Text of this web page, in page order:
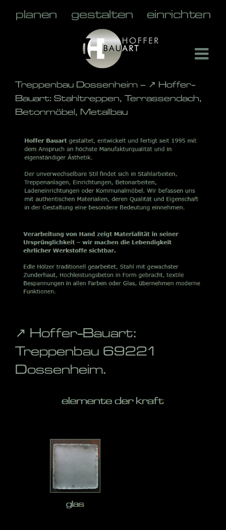
Treppenbau Dossenheim – ↗️ Hoffer-
Bauart: Stahltreppen, Terrassendach,
Betonmöbel, Metallbau
↗️ Hoffer-Bauart:
Treppenbau 69221
Dossenheim.